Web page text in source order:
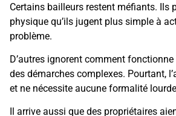
Certains bailleurs restent méfiants. Ils
physique qu’ils jugent plus simple à
problème.
D’autres ignorent comment
des démarches complexes. Pourtant,
et ne nécessite aucune formalité
Il arrive aussi que des propriétaires